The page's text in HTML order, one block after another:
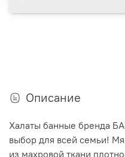
Описание
Халаты банные бренда
выбор для всей семьи!
из махровой ткани